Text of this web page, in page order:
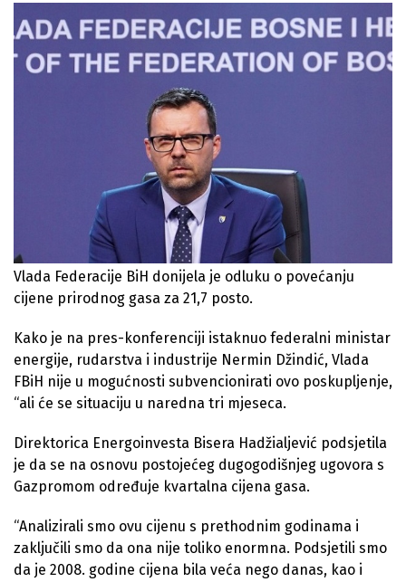
Vlada Federacije BiH donijela je odluku o povećanju
cijene prirodnog gasa za 21,7 posto.
Kako je na pres-konferenciji istaknuo federalni ministar
energije, rudarstva i industrije Nermin Džindić, Vlada
FBiH nije u mogućnosti subvencionirati ovo poskupljenje,
“ali će se situaciju u naredna tri mjeseca.
Direktorica Energoinvesta Bisera Hadžialjević podsjetila
je da se na osnovu postojećeg dugogodišnjeg ugovora s
Gazpromom određuje kvartalna cijena gasa.
“Analizirali smo ovu cijenu s prethodnim godinama i
zaključili smo da ona nije toliko enormna. Podsjetili smo
da je 2008. godine cijena bila veća nego danas, kao i